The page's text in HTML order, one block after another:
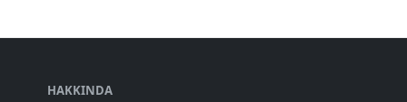
Ara 2023 [101]
HAKKINDA